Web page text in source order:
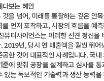
보는 혜안
을 넘어, 미래를 통찰하는 깊은 안
먼저 포착하고, 시장의 흐름을 예
뷰티사이언스는 이러한 선견 정신을
2019년, 당시 연 매출액을 훨씬 뛰어
한 것이 대표적인 사례입니다. 국내
준에 맞춰 공장을 설계하고 심사를 통
있는 독보적인 기술력과 생산 능력을